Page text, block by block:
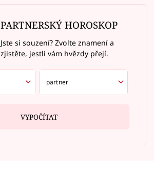
PARTNERSKÝ HOROSKOP
Jste si souzení? Zvolte znamení a
zjistěte, jestli vám hvězdy přejí.
VYPOČÍTAT